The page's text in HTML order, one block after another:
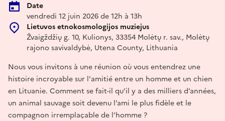
Date
vendredi 12 juin 2026 de 12h à 13h
Lietuvos etnokosmologijos muziejus
Žvaigždžių g. 10, Kulionys, 33354 Molėtų r. sav., Molėtų
rajono savivaldybė, Utena County, Lithuania
Nous vous invitons à une réunion où vous entendrez une
histoire incroyable sur l'amitié entre un homme et un chien
en Lituanie. Comment se fait-il qu’il y a des milliers d’années,
un animal sauvage soit devenu l’ami le plus fidèle et le
compagnon irremplaçable de l’homme ?